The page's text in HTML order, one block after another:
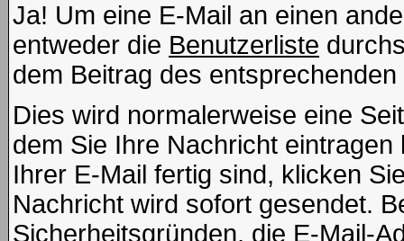
Ja! Um eine E-Mail an einen
entweder die Benutzerliste
dem Beitrag des
Dies wird normalerweise eine
dem Sie Ihre Nachricht
Ihrer E-Mail fertig sind, klicken
Nachricht wird sofort gesendet.
Sicherheitsgründen, die E-Mail-